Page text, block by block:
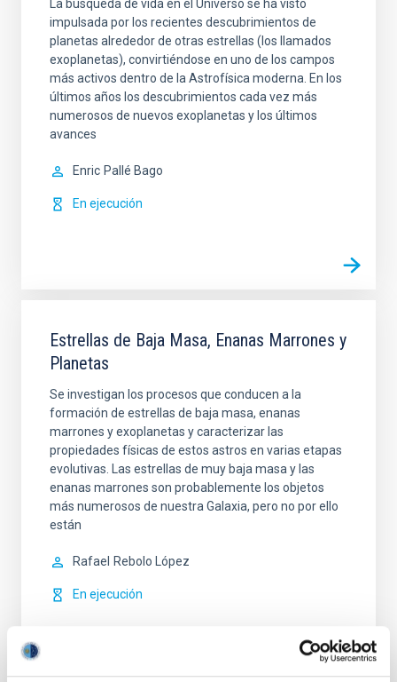
La búsqueda de vida en el Universo se ha visto
impulsada por los recientes descubrimientos de
planetas alrededor de otras estrellas (los llamados
exoplanetas), convirtiéndose en uno de los campos
más activos dentro de la Astrofísica moderna. En los
últimos años los descubrimientos cada vez más
numerosos de nuevos exoplanetas y los últimos
avances
Enric Pallé Bago
En ejecución
Estrellas de Baja Masa, Enanas Marrones y
Planetas
Se investigan los procesos que conducen a la
formación de estrellas de baja masa, enanas
marrones y exoplanetas y caracterizar las
propiedades físicas de estos astros en varias etapas
evolutivas. Las estrellas de muy baja masa y las
enanas marrones son probablemente los objetos
más numerosos de nuestra Galaxia, pero no por ello
están
Rafael Rebolo López
En ejecución